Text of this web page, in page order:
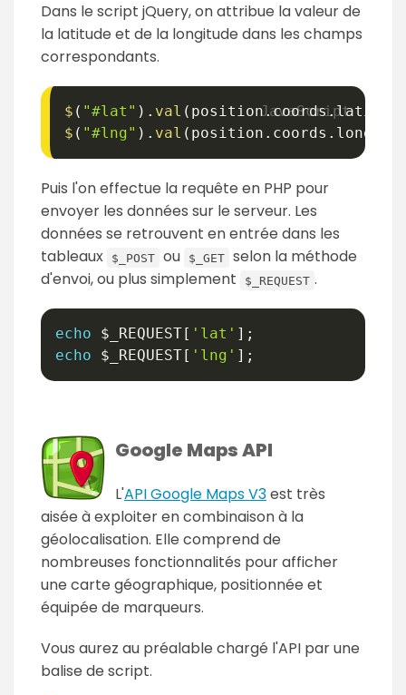
Dans le script jQuery, on attribue la valeur de
la latitude et de la longitude dans les champs
correspondants.
$ ( "#lat" ) . val ( position.coords.
$ ( "#lng" ) . val ( position . coords .
Puis l'on effectue la requête en PHP pour
envoyer les données sur le serveur. Les
données se retrouvent en entrée dans les
tableaux
$_POST ou $_GET selon la méthode
d'envoi, ou plus simplement
$_REQUEST .
echo $_REQUEST[ 'lat' ] ;
echo
$_REQUEST[ 'lng' ] ;
Google Maps API
L'API Google Maps V3est très
aisée à exploiter en combinaison à la
géolocalisation. Elle comprend de
nombreuses fonctionnalités pour afficher
une carte géographique, positionnée et
équipée de marqueurs.
Vous aurez au préalable chargé l'API par une
balise de script.